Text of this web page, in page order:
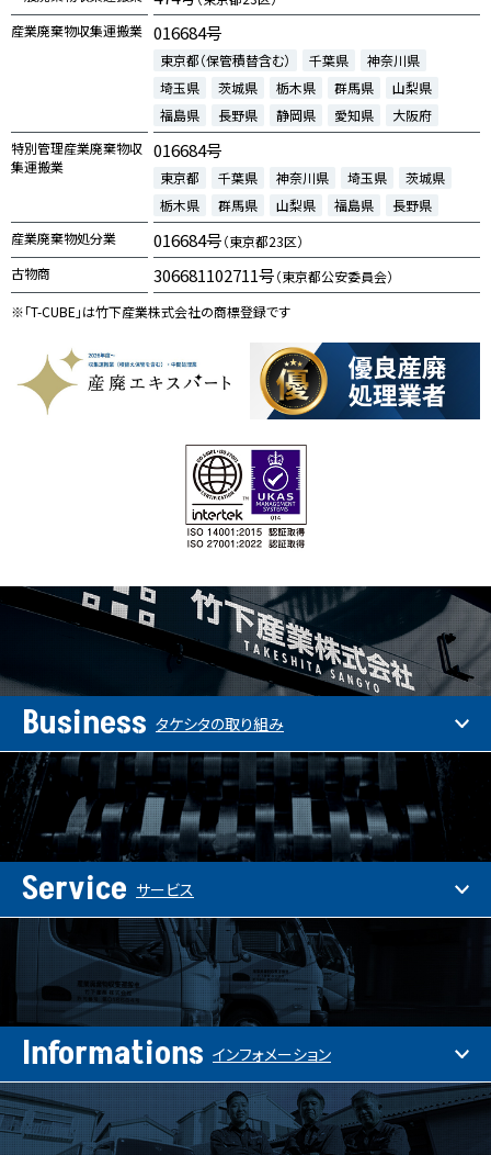
産業廃棄物収集運搬業 016684号
東京都（保管積替含む） 千葉県
神奈川県
埼玉県
茨城県 栃木県 群馬県
山梨県
福島県
長野県 静岡県 愛知県
大阪府
特別管理産業廃棄物収
集運搬業
016684号
東京都 千葉県 神奈川県 埼玉県
茨城県
栃木県
群馬県 山梨県 福島県
長野県
産業廃棄物処分業
016684号（東京都23区）
古物商
306681102711号（東京都公安委員会）
※「T-CUBE」は竹下産業株式会社の商標登録です
Business タケシタの取り組み
Service サービス
Informations インフォメーション